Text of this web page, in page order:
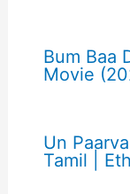
Bum Baa
Movie
Un
Tamil |